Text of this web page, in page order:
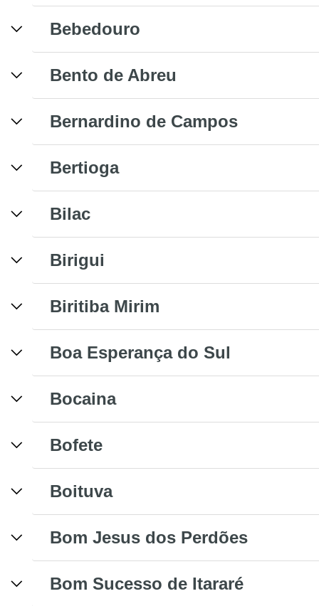
Bebedouro
Bento de Abreu
Bernardino de Campos
Bertioga
Bilac
Birigui
Biritiba Mirim
Boa Esperança do Sul
Bocaina
Bofete
Boituva
Bom Jesus dos Perdões
Bom Sucesso de Itararé